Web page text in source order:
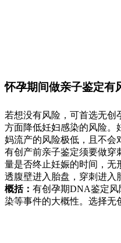
怀孕期间做亲子鉴定有
若想没有风险，可首选无创
方面降低妊妇感染的风险。
妈流产的风险极低，且不会
有创产前亲子鉴定须要做穿
量是否终止妊娠的时间，无
透腹壁进入胎盘，穿刺进入
概括： 有创孕期DNA鉴定
染等事件的大概性。选择无